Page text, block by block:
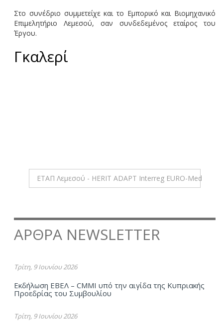
Στο συνέδριο συμμετείχε και το Εμπορικό και Βιομηχανικό
Επιμελητήριο Λεμεσού, σαν συνδεδεμένος εταίρος του
Έργου.
Γκαλερί
ΕΤΑΠ Λεμεσού - HERIT ADAPT Interreg EURO-Med
ΑΡΘΡΑ NEWSLETTER
Τρίτη, 9 Ιουνίου 2026
Εκδήλωση ΕΒΕΛ – CMMI υπό την αιγίδα της Κυπριακής
Προεδρίας του Συμβουλίου
Τρίτη, 9 Ιουνίου 2026